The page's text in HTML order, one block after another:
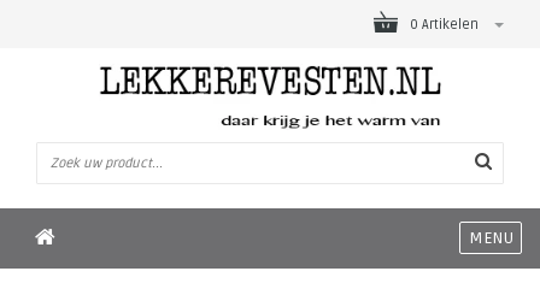
0 Artikelen
MENU